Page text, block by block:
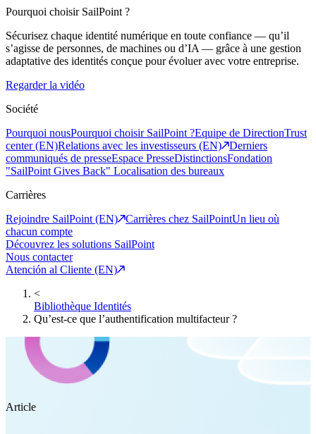
Pourquoi choisir SailPoint ?
Sécurisez chaque identité numérique en toute confiance — qu’il
s’agisse de personnes, de machines ou d’IA — grâce à une gestion
adaptative des identités conçue pour évoluer avec votre entreprise.
Regarder la vidéo
Société
Pourquoi nousPourquoi choisir SailPoint ?Equipe de DirectionTrust
center (EN)Relations avec les investisseurs (EN)
Derniers
communiqués de presseEspace PresseDistinctionsFondation
"SailPoint Gives Back" Localisation des bureaux
Carrières
Rejoindre SailPoint (EN)
Carrières chez SailPointUn lieu où
chacun compte
Découvrez les solutions SailPoint
Nous contacter
Atención al Cliente (EN)
<
Bibliothèque Identités
Qu’est-ce que l’authentification multifacteur ?
Article